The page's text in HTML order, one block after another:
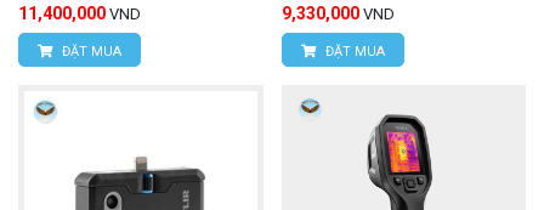
Điện thoại:
0934.616.395
Website:
www.hungnguyentech.vn
11,400,000 VND
ĐẶT MUA
9,330,000 VND
ĐẶT MUA